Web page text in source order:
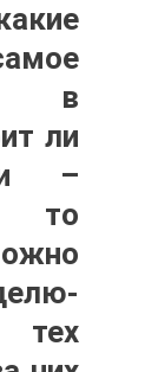
в
ли
–
то
тех